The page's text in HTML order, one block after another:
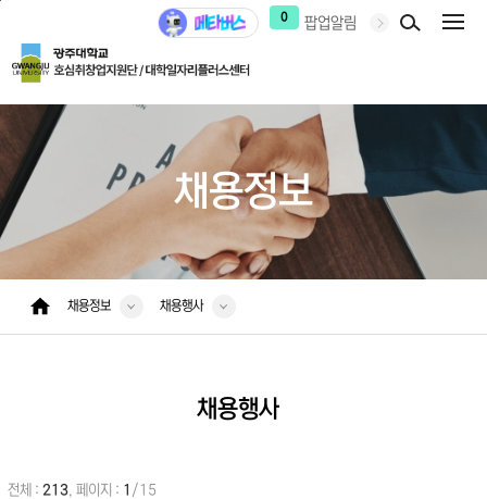
0 팝업알림
채용정보
채용정보 채용행사
채용행사
전체 : 213, 페이지 : 1 /15